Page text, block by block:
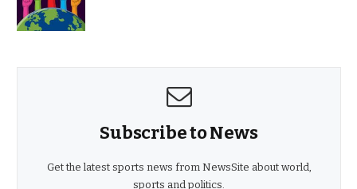
Subscribe to News
Get the latest sports news from NewsSite about world,
sports and politics.